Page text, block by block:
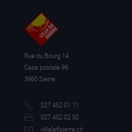
Rue du Bourg 14
Case postale 96
3960 Sierre
027 452 01 11
027 452 02 50
ville[at]sierre.ch